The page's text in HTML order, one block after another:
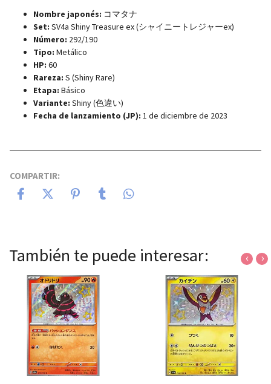
Nombre japonés: コマタナ
Set: SV4a Shiny Treasure ex (シャイニートレジャーex)
Número: 292/190
Tipo: Metálico
HP: 60
Rareza: S (Shiny Rare)
Etapa: Básico
Variante: Shiny (色違い)
Fecha de lanzamiento (JP): 1 de diciembre de 2023
COMPARTIR:
También te puede interesar: ‹ ›